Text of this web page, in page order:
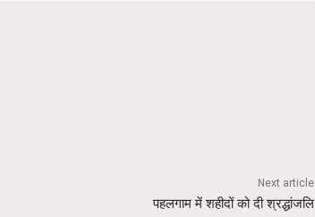
Next article
पहलगाम में शहीदों को दी श्रद्धांजलि